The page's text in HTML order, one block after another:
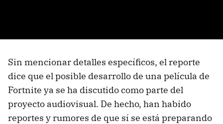
Sin mencionar detalles específicos, el reporte
dice que el posible desarrollo de una película de
Fortnite ya se ha discutido como parte del
proyecto audiovisual. De hecho, han habido
reportes y rumores de que sí se está preparando